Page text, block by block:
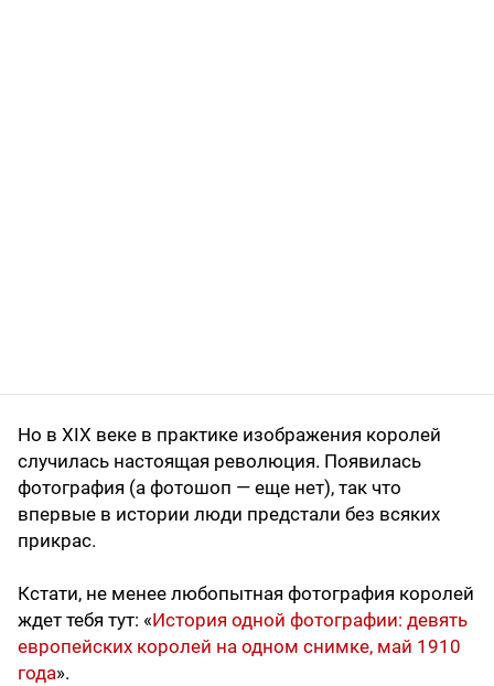
Но в XIX веке в практике изображения королей
случилась настоящая революция. Появилась
фотография (а фотошоп — еще нет), так что
впервые в истории люди предстали без всяких
прикрас.
Кстати, не менее любопытная фотография королей
ждет тебя тут: «История одной фотографии: девять
европейских королей на одном снимке, май 1910
года».